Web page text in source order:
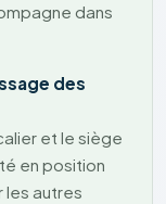
dans
des
et le siège
en position
les autres